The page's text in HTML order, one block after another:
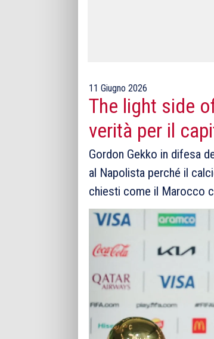
11 Giugno 2026
The light side
verità per il
Gordon Gekko in difesa
al Napolista perché il
chiesti come il Marocco